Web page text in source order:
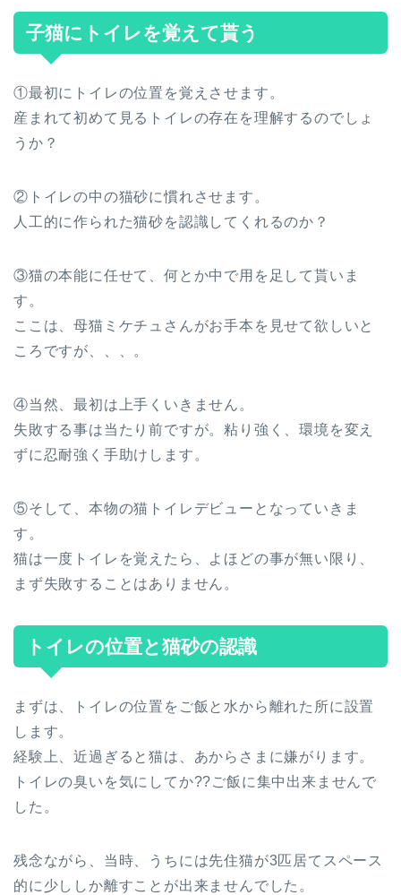
子猫にトイレを覚えて貰う
①最初にトイレの位置を覚えさせます。
産まれて初めて見るトイレの存在を理解するのでしょ
うか？
②トイレの中の猫砂に慣れさせます。
人工的に作られた猫砂を認識してくれるのか？
③猫の本能に任せて、何とか中で用を足して貰いま
す。
ここは、母猫ミケチュさんがお手本を見せて欲しいと
ころですが、、、。
④当然、最初は上手くいきません。
失敗する事は当たり前ですが。粘り強く、環境を変え
ずに忍耐強く手助けします。
⑤そして、本物の猫トイレデビューとなっていきま
す。
猫は一度トイレを覚えたら、よほどの事が無い限り、
まず失敗することはありません。
トイレの位置と猫砂の認識
まずは、トイレの位置をご飯と水から離れた所に設置
します。
経験上、近過ぎると猫は、あからさまに嫌がります。
トイレの臭いを気にしてか??ご飯に集中出来ませんで
した。
残念ながら、当時、うちには先住猫が3匹居てスペース
的に少ししか離すことが出来ませんでした。